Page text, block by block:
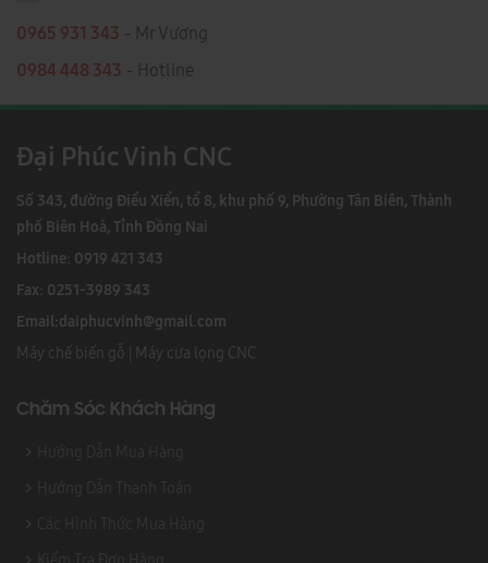
0965 931 343 - Mr Vương
0984 448 343 - Hotline
Đại Phúc Vinh CNC
Số 343, đường Điểu Xiển, tổ 8, khu phố 9, Phường Tân Biên, Thành
phố Biên Hoà, Tỉnh Đồng Nai
Hotline: 0919 421 343
Fax: 0251-3989 343
Email:daiphucvinh@gmail.com
Máy chế biến gỗ Máy cưa lọng CNC
Chăm Sóc Khách Hàng